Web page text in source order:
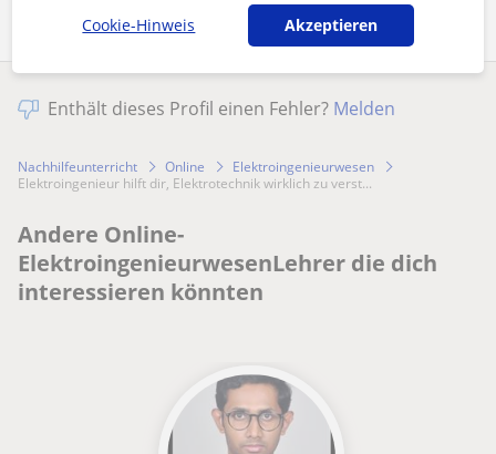
Enthält dieses Profil einen Fehler? Melden
Nachhilfeunterricht Online
Elektroingenieurwesen
Elektroingenieur hilft dir, Elektrotechnik wirklich zu verst...
Andere Online-
ElektroingenieurwesenLehrer die dich
interessieren könnten
Cookie-Hinweis Akzeptieren